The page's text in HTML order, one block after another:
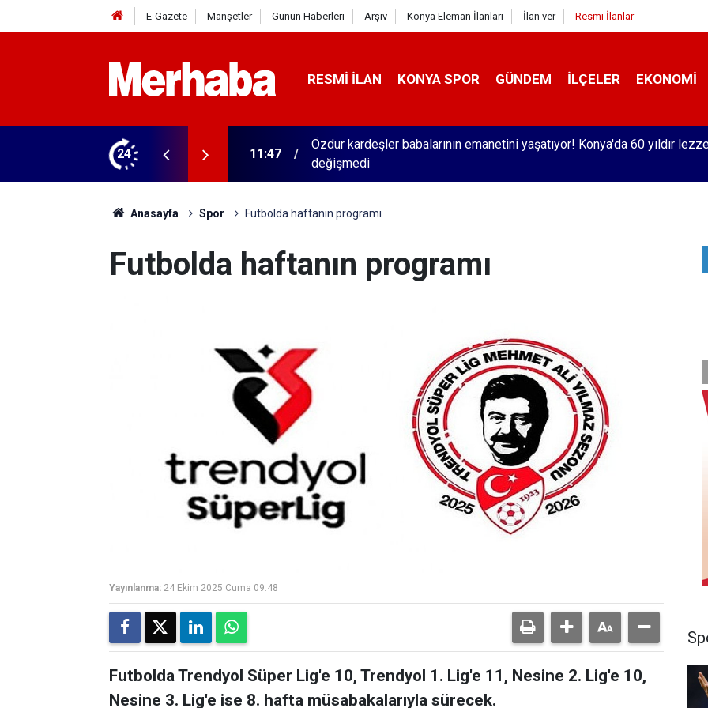
E-Gazete Manşetler Günün Haberleri Arşiv Konya Eleman İlanları İlan ver Resmi İlanlar
RESMI İLAN KONYA SPOR GÜNDEM İLÇELER EKONOMI
24
yaşatıyor! Konya'da 60 yıldır lezzet
11:42 Karatay'da dart turnuvası başladı
Anasayfa Spor Futbolda haftanın programı
Futbolda haftanın programı
Yayınlanma: 24 Ekim 2025 Cuma 09:48
Futbolda Trendyol Süper Lig'e 10, Trendyol 1. Lig'e 11, Nesine 2. Lig'e 10,
Nesine 3. Lig'e ise 8. hafta müsabakalarıyla sürecek.